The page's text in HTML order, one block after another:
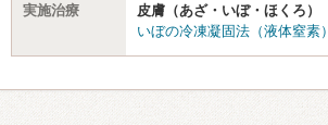
実施治療
皮膚（あざ・いぼ・ほくろ）
いぼの冷凍凝固法（液体窒素）